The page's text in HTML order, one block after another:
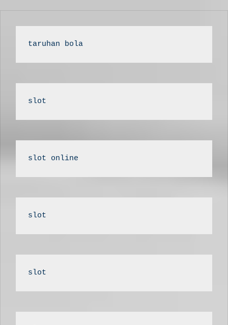
taruhan bola
slot
slot online
slot
slot